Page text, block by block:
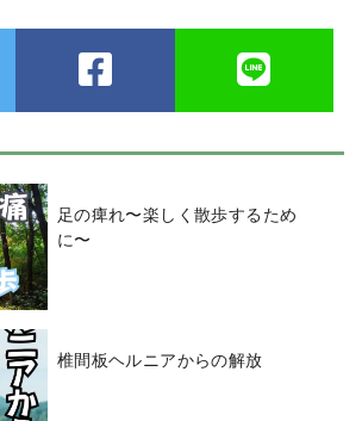
足の痺れ〜楽しく散歩するため
に〜
椎間板ヘルニアからの解放